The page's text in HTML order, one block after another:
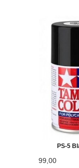
PS-5
99,00